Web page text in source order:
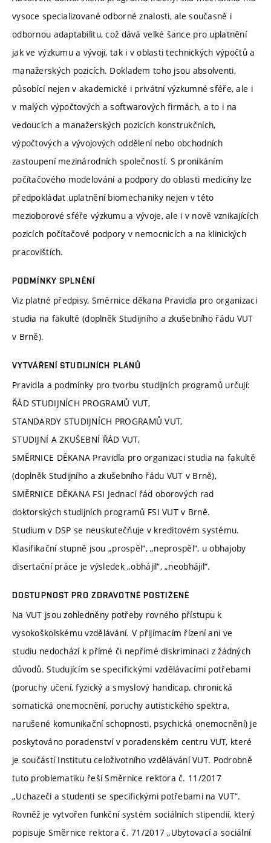
vysoce specializované odborné znalosti, ale současně i
odbornou adaptabilitu, což dává velké šance pro uplatnění
jak ve výzkumu a vývoji, tak i v oblasti technických výpočtů a
manažerských pozicích. Dokladem toho jsou absolventi,
působící nejen v akademické i privátní výzkumné sféře, ale i
v malých výpočtových a softwarových firmách, a to i na
vedoucích a manažerských pozicích konstrukčních,
výpočtových a vývojových oddělení nebo obchodních
zastoupení mezinárodních společností. S pronikáním
počítačového modelování a podpory do oblasti medicíny lze
předpokládat uplatnění biomechaniky nejen v této
mezioborové sféře výzkumu a vývoje, ale i v nově vznikajících
pozicích počítačové podpory v nemocnicích a na klinických
pracovištích.
PODMÍNKY SPLNĚNÍ
Viz platné předpisy, Směrnice děkana Pravidla pro organizaci
studia na fakultě (doplněk Studijního a zkušebního řádu VUT
v Brně).
VYTVÁŘENÍ STUDIJNÍCH PLÁNŮ
Pravidla a podmínky pro tvorbu studijních programů určují:
ŘÁD STUDIJNÍCH PROGRAMŮ VUT,
STANDARDY STUDIJNÍCH PROGRAMŮ VUT,
STUDIJNÍ A ZKUŠEBNÍ ŘÁD VUT,
SMĚRNICE DĚKANA Pravidla pro organizaci studia na fakultě
(doplněk Studijního a zkušebního řádu VUT v Brně),
SMĚRNICE DĚKANA FSI Jednací řád oborových rad
doktorských studijních programů FSI VUT v Brně.
Studium v DSP se neuskutečňuje v kreditovém systému.
Klasifikační stupně jsou „prospěl“, „neprospěl“, u obhajoby
disertační práce je výsledek „obhájil“, „neobhájil“.
DOSTUPNOST PRO ZDRAVOTNĚ POSTIŽENÉ
Na VUT jsou zohledněny potřeby rovného přístupu k
vysokoškolskému vzdělávání. V přijímacím řízení ani ve
studiu nedochází k přímé či nepřímé diskriminaci z žádných
důvodů. Studujícím se specifickými vzdělávacími potřebami
(poruchy učení, fyzický a smyslový handicap, chronická
somatická onemocnění, poruchy autistického spektra,
narušené komunikační schopnosti, psychická onemocnění) je
poskytováno poradenství v poradenském centru VUT, které
je součástí Institutu celoživotního vzdělávání VUT. Podrobně
tuto problematiku řeší Směrnice rektora č. 11/2017
„Uchazeči a studenti se specifickými potřebami na VUT“.
Rovněž je vytvořen funkční systém sociálních stipendií, který
popisuje Směrnice rektora č. 71/2017 „Ubytovací a sociální